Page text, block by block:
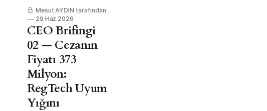
nemalandırmasıyla
farklılaşmış getiri
cüzdanı fırsatı.
Mesut AYDIN tarafından
29 Haz 2026
CEO Brifingi
02 — Cezanın
Fiyatı 373
Milyon:
RegTech Uyum
Yığını